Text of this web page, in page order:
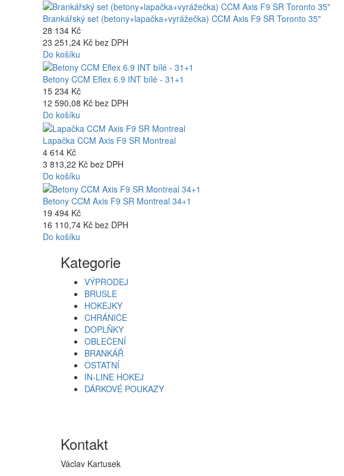
Brankářský set (betony+lapačka+vyrážečka) CCM Axis F9 SR Toronto 35"
28 134 Kč
23 251,24 Kč bez DPH
Do košíku
Betony CCM Eflex 6.9 INT bílé - 31+1
15 234 Kč
12 590,08 Kč bez DPH
Do košíku
Lapačka CCM Axis F9 SR Montreal
4 614 Kč
3 813,22 Kč bez DPH
Do košíku
Betony CCM Axis F9 SR Montreal 34+1
19 494 Kč
16 110,74 Kč bez DPH
Do košíku
Kategorie
VÝPRODEJ
BRUSLE
HOKEJKY
CHRÁNIČE
DOPLŇKY
OBLEČENÍ
BRANKÁŘ
OSTATNÍ
IN-LINE HOKEJ
DÁRKOVÉ POUKAZY
Kontakt
Václav Kartusek